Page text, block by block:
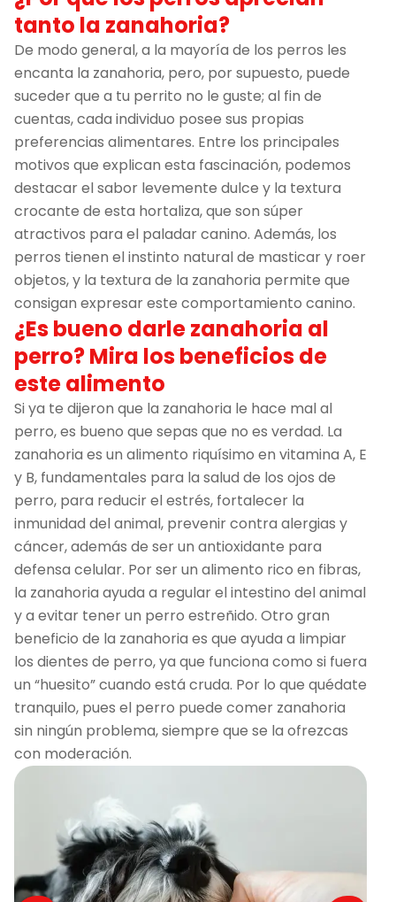
tanto la zanahoria?
De modo general, a la mayoría de los perros les
encanta la zanahoria, pero, por supuesto, puede
suceder que a tu perrito no le guste; al fin de
cuentas, cada individuo posee sus propias
preferencias alimentares. Entre los principales
motivos que explican esta fascinación, podemos
destacar el sabor levemente dulce y la textura
crocante de esta hortaliza, que son súper
atractivos para el paladar canino. Además, los
perros tienen el instinto natural de masticar y roer
objetos, y la textura de la zanahoria permite que
consigan expresar este comportamiento canino.
¿Es bueno darle zanahoria al
perro? Mira los beneficios de
este alimento
Si ya te dijeron que la zanahoria le hace mal al
perro, es bueno que sepas que no es verdad. La
zanahoria es un alimento riquísimo en vitamina A, E
y B, fundamentales para la salud de los ojos de
perro, para reducir el estrés, fortalecer la
inmunidad del animal, prevenir contra alergias y
cáncer, además de ser un antioxidante para
defensa celular. Por ser un alimento rico en fibras,
la zanahoria ayuda a regular el intestino del animal
y a evitar tener un perro estreñido. Otro gran
beneficio de la zanahoria es que ayuda a limpiar
los dientes de perro, ya que funciona como si fuera
un “huesito” cuando está cruda. Por lo que quédate
tranquilo, pues el perro puede comer zanahoria
sin ningún problema, siempre que se la ofrezcas
con moderación.